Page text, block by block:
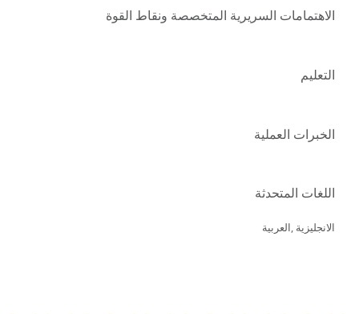
الاهتمامات السريرية المتخصصة ونقاط القوة
التعليم
الخبرات العملية
اللغات المتحدثة
الانجليزية ,العربية